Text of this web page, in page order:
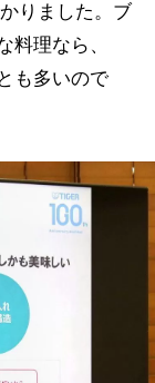
りました。ブ
料理なら、
も多いので